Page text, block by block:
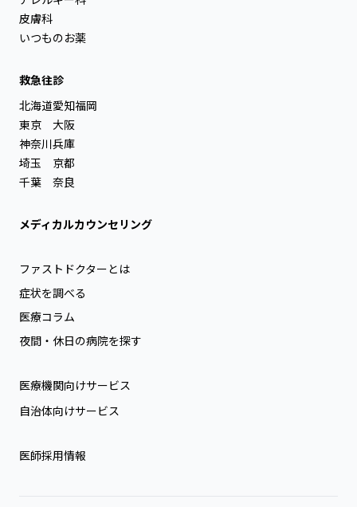
皮膚科
いつものお薬
救急往診
北海道
東京
神奈川
埼玉
千葉
愛知
大阪
兵庫
京都
奈良
福岡
メディカルカウンセリング
ファストドクターとは
症状を調べる
医療コラム
夜間・休日の病院を探す
医療機関向けサービス
自治体向けサービス
医師採用情報